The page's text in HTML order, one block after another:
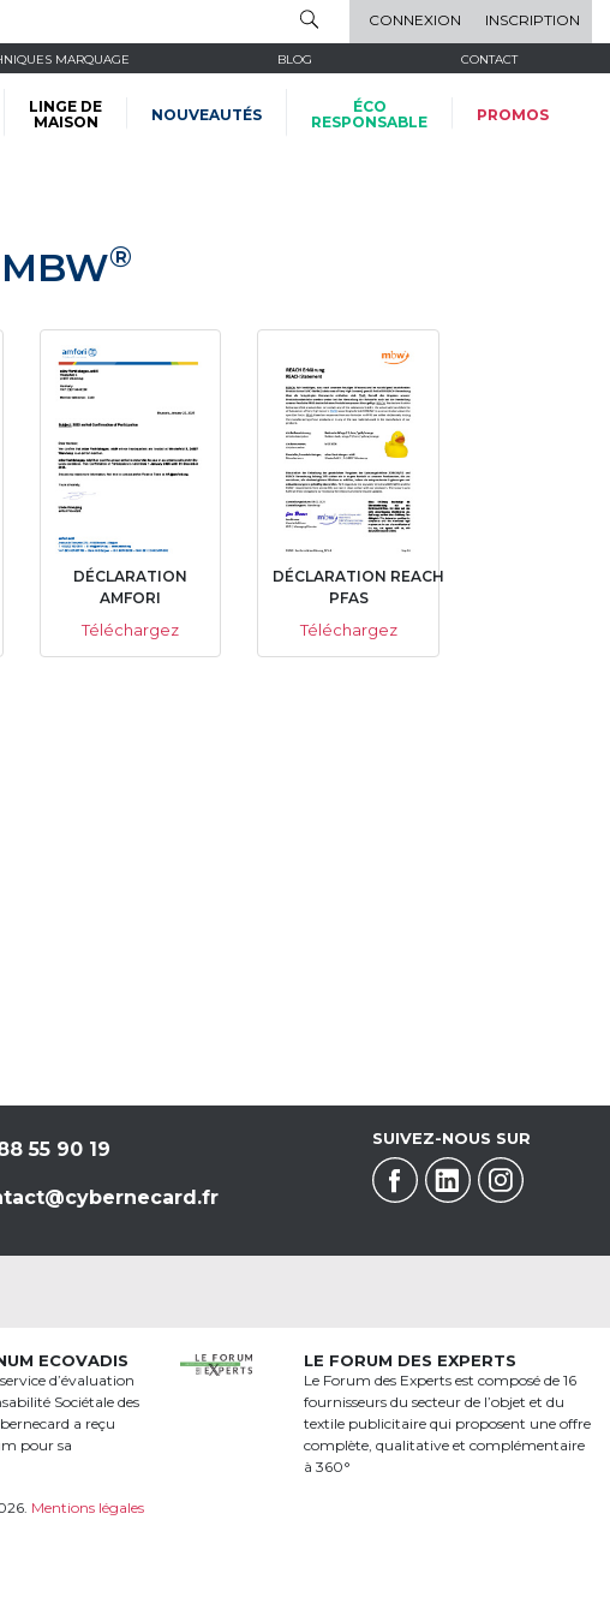
CONNEXION INSCRIPTION
MARQUAGE BLOG CONTACT
LINGE DE
MAISON
NOUVEAUTÉS
ÉCO
RESPONSABLE
PROMOS
®
DÉCLARATION
AMFORI
Téléchargez
DÉCLARATION REACH
PFAS
Téléchargez
55 90 19 SUIVEZ-NOUS SUR
ECOVADIS
d’évaluation
Sociétale des
a reçu
pour sa
Mentions légales
LE FORUM DES EXPERTS
Le Forum des Experts est composé de 16
fournisseurs du secteur de l’objet et du
textile publicitaire qui proposent une offre
complète, qualitative et complémentaire
à 360°